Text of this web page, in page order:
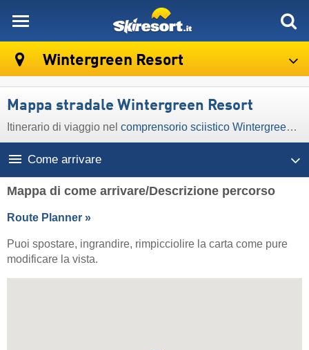
Wintergreen Resort
Mappa stradale Wintergreen Resort
Itinerario di viaggio nel comprensorio sciistico Wintergreen Resort
Come arrivare
Mappa di come arrivare/Descrizione percorso
Route Planner »
Puoi spostare, ingrandire, rimpicciolire la carta come pure
modificare la vista.